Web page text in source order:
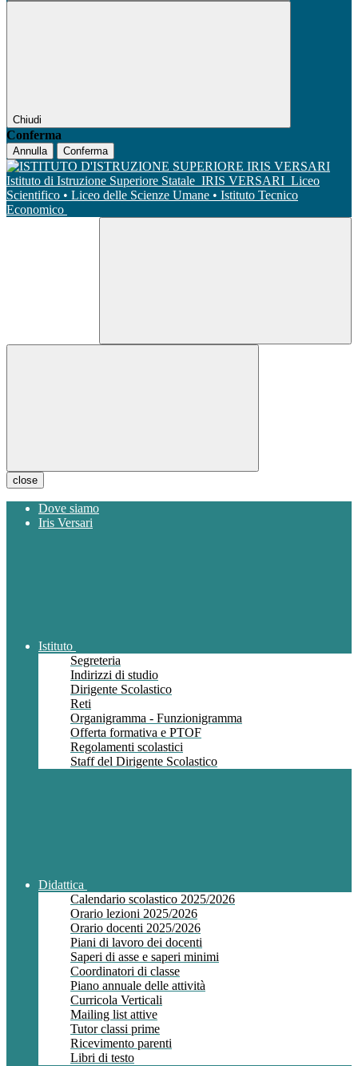
Chiudi
Conferma
Annulla Conferma
Istituto di Istruzione Superiore Statale IRIS VERSARI Liceo
Scientifico • Liceo delle Scienze Umane • Istituto Tecnico
Economico
close
Dove siamo
Iris Versari
Istituto
Segreteria
Indirizzi di studio
Dirigente Scolastico
Reti
Organigramma - Funzionigramma
Offerta formativa e PTOF
Regolamenti scolastici
Staff del Dirigente Scolastico
Didattica
Calendario scolastico 2025/2026
Orario lezioni 2025/2026
Orario docenti 2025/2026
Piani di lavoro dei docenti
Saperi di asse e saperi minimi
Coordinatori di classe
Piano annuale delle attività
Curricola Verticali
Mailing list attive
Tutor classi prime
Ricevimento parenti
Libri di testo